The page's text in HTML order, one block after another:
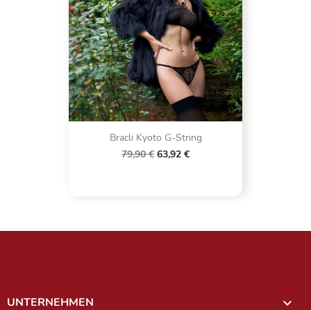
Bracli Kyoto G-String
79,90 € 63,92 €
UNTERNEHMEN 